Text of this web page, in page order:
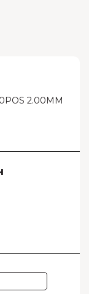
2.00MM